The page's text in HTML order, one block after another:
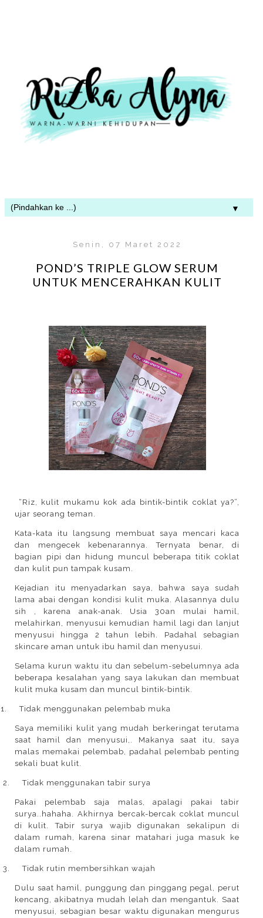
▼
Senin, 07 Maret 2022
POND’S TRIPLE GLOW SERUM
UNTUK MENCERAHKAN KULIT
“Riz, kulit mukamu kok ada bintik-bintik coklat ya?”,
ujar seorang teman.
Kata-kata itu langsung membuat saya mencari kaca
dan mengecek kebenarannya. Ternyata benar, di
bagian pipi dan hidung muncul beberapa titik coklat
dan kulit pun tampak kusam.
Kejadian itu menyadarkan saya, bahwa saya sudah
lama abai dengan kondisi kulit muka. Alasannya dulu
sih , karena anak-anak. Usia 30an mulai hamil,
melahirkan, menyusui kemudian hamil lagi dan lanjut
menyusui hingga 2 tahun lebih. Padahal sebagian
skincare aman untuk ibu hamil dan menyusui.
Selama kurun waktu itu dan sebelum-sebelumnya ada
beberapa kesalahan yang saya lakukan dan membuat
kulit muka kusam dan muncul bintik-bintik.
1. Tidak menggunakan pelembab muka
Saya memiliki kulit yang mudah berkeringat terutama
saat hamil dan menyusui,. Makanya saat itu, saya
malas memakai pelembab, padahal pelembab penting
sekali buat kulit.
2. Tidak menggunakan tabir surya
Pakai pelembab saja malas, apalagi pakai tabir
surya..hahaha. Akhirnya bercak-bercak coklat muncul
di kulit. Tabir surya wajib digunakan sekalipun di
dalam rumah, karena sinar matahari juga masuk ke
dalam rumah.
3. Tidak rutin membersihkan wajah
Dulu saat hamil, punggung dan pinggang pegal, perut
kencang, akibatnya mudah lelah dan mengantuk. Saat
menyusui, sebagian besar waktu digunakan mengurus